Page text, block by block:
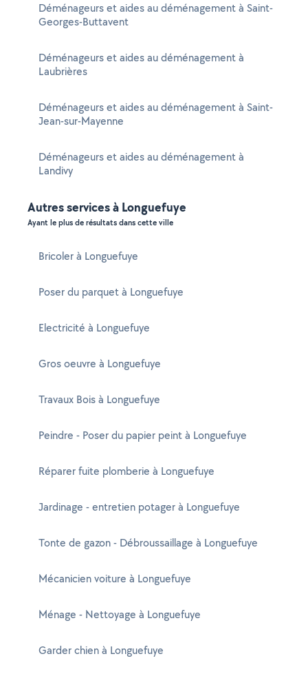
Déménageurs et aides au déménagement à Saint-
Georges-Buttavent
Déménageurs et aides au déménagement à
Laubrières
Déménageurs et aides au déménagement à Saint-
Jean-sur-Mayenne
Déménageurs et aides au déménagement à
Landivy
Autres services à Longuefuye
Ayant le plus de résultats dans cette ville
Bricoler à Longuefuye
Poser du parquet à Longuefuye
Electricité à Longuefuye
Gros oeuvre à Longuefuye
Travaux Bois à Longuefuye
Peindre - Poser du papier peint à Longuefuye
Réparer fuite plomberie à Longuefuye
Jardinage - entretien potager à Longuefuye
Tonte de gazon - Débroussaillage à Longuefuye
Mécanicien voiture à Longuefuye
Ménage - Nettoyage à Longuefuye
Garder chien à Longuefuye